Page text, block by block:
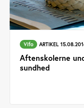
Vifo ARTIKEL
Aftenskolerne
sundhed